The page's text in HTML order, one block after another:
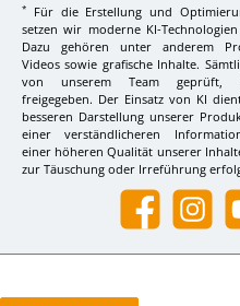
*
Für die Erstellung und
setzen wir moderne KI-
Dazu gehören unter anderem
Videos sowie grafische Inhalte.
von unserem Team geprüft,
freigegeben. Der Einsatz von KI
besseren Darstellung unserer
einer verständlicheren
einer höheren Qualität unserer
zur Täuschung oder Irreführung
Facebook Instagram